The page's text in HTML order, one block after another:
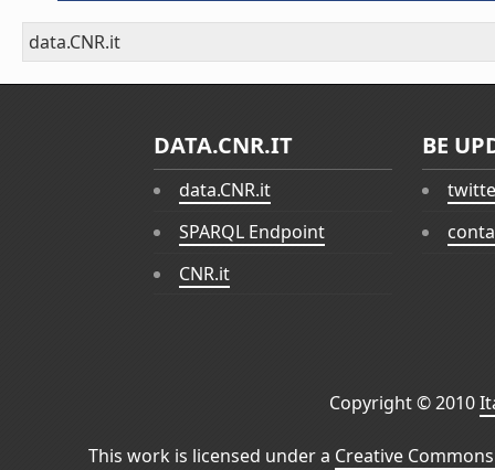
data.CNR.it
DATA.CNR.IT
data.CNR.it
SPARQL Endpoint
CNR.it
BE
Copyright © 2010
This work is licensed under a Creative